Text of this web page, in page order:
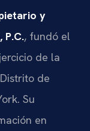
y
P.C., fundó el
de la
de
Su
en